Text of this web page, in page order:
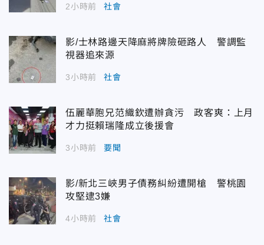
2小時前 社會
影/士林路邊天降麻將牌險砸路人 警調監
視器追來源
3小時前 社會
伍麗華胞兄范織欽遭辦貪污 政客爽：上月
才力挺賴瑞隆成立後援會
3小時前 要聞
影/新北三峽男子債務糾紛遭開槍 警桃園
攻堅逮3嫌
4小時前 社會